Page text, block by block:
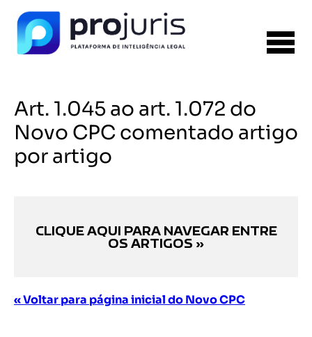
Art. 1.045 ao art. 1.072 do
Novo CPC comentado artigo
por artigo
CLIQUE AQUI PARA NAVEGAR ENTRE
OS ARTIGOS »
« Voltar para página inicial do Novo CPC